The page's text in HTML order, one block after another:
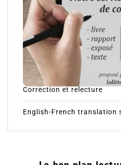
Correction et relecture
English-French translation